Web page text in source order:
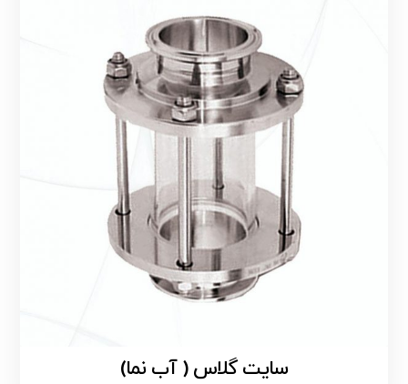
سایت گلاس ( آب نما)